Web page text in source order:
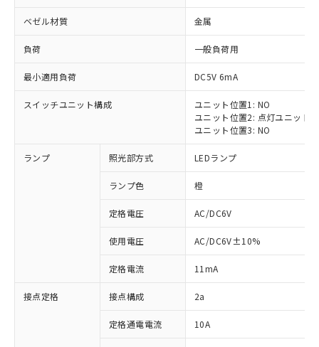
ベゼル材質 金属
負荷 一般負荷用
最小適用負荷 DC5V 6mA
スイッチユニット構成
ユニット位置1: NO
ユニット位置2: 点灯ユニット
ユニット位置3: NO
ランプ 照光部方式 LEDランプ
ランプ色 橙
定格電圧 AC/DC6V
使用電圧 AC/DC6V±10%
定格電流 11mA
接点定格 接点構成 2a
定格通電電流 10A
ご利用条件
以下の条件をお読みいただき、同意のうえ
ご利用ください。
商品の当社在庫状況および標準価格
(税抜)を提供させていただくもので
対応済み：EU RoHS指令（10物質）の
非含有に対応した製品が提供可能な商品で
対応予定：EU RoHS指令（10物質）の非含
有に対応した製品に切り替える予定のある
対応予定なし：EU RoHS指令（10物質）の
非含有に非対応の商品で、対応品を出す予
定はありません。
調査・確認中：EU RoHS指令（10物質）の
非含有の対応状況を調査中または確認中の
非該当品：ライセンス料など無形物で、有
害物質有無と関係のない商品です。
※1 中国RoHS○×表
「○」：最大均質材料含有率が中国RoHSの
基準値以下であることを示します。